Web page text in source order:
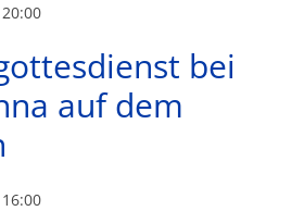
20:00
bei
auf dem
16:00